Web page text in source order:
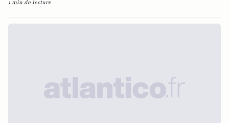
1 min de lecture